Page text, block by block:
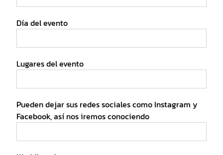
Día del evento
Lugares del evento
Pueden dejar sus redes sociales como Instagram y
Facebook, así nos iremos conociendo